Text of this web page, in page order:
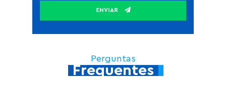
ENVIAR
Perguntas
Frequentes